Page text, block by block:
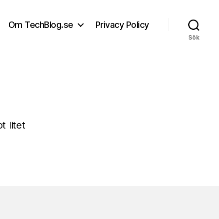
Om TechBlog.se Privacy Policy
Sök
litet